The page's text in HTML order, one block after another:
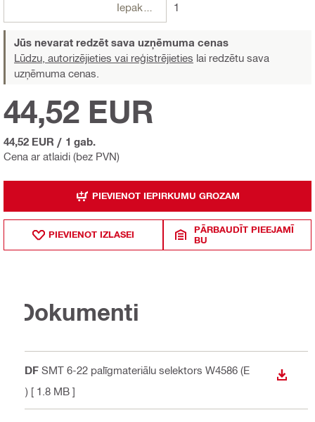
1
Jūs nevarat redzēt sava uzņēmuma cenas
Lūdzu, autorizējieties vai reģistrējieties lai redzētu sava
uzņēmuma cenas.
Cena ar atlaidi (bez PVN)
44,52 EUR
44,52 EUR / 1 gab.
PIEVIENOT IEPIRKUMU GROZAM
PIEVIENOT IZLASEI
PĀRBAUDĪT PIEEJAMĪ
BU
Dokumenti
PDF SMT 6-22 palīgmateriālu selektors W4586 (E
N) [ 1.8 MB ]